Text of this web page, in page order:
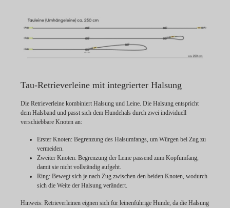
Tau-Retrieverleine mit integrierter Halsung
Die Retrieverleine kombiniert Halsung und Leine. Die Halsung entspricht
dem Halsband und passt sich dem Hundehals durch zwei individuell
verschiebbare Knoten an:
Erster Knoten: Begrenzung des Halsumfangs, um Würgen bei Zug zu
vermeiden.
Zweiter Knoten: Begrenzung der Leine passend zum Kopfumfang,
damit sie nicht vollständig aufgeht.
Ring: Bewegt sich je nach Zug zwischen den beiden Knoten, wodurch
sich die Weite der Halsung verändert.
Hinweis: Retrieverleinen eignen sich für leinenführige Hunde, da die Halsung